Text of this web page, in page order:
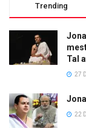
Trending
Tal
27
22